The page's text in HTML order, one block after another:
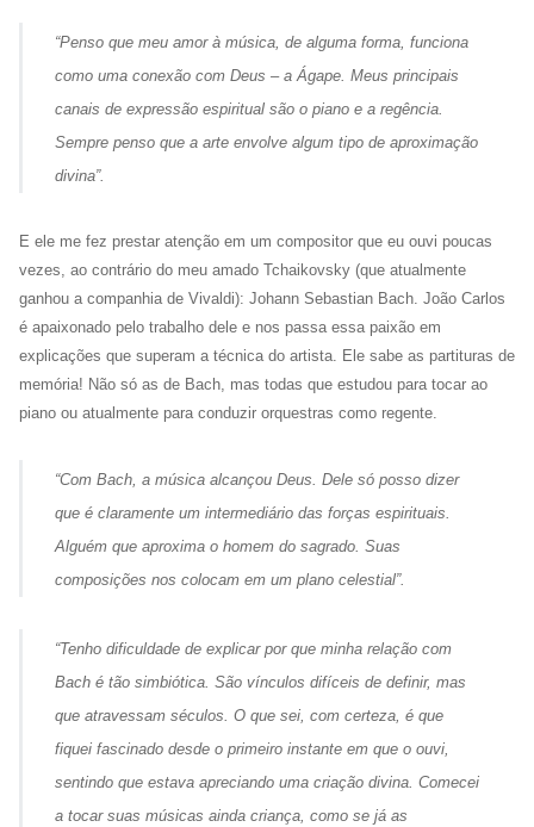
“Penso que meu amor à música, de alguma forma, funciona
como uma conexão com Deus – a Ágape. Meus principais
canais de expressão espiritual são o piano e a regência.
Sempre penso que a arte envolve algum tipo de aproximação
divina”.
E ele me fez prestar atenção em um compositor que eu ouvi poucas
vezes, ao contrário do meu amado Tchaikovsky (que atualmente
ganhou a companhia de Vivaldi): Johann Sebastian Bach. João Carlos
é apaixonado pelo trabalho dele e nos passa essa paixão em
explicações que superam a técnica do artista.
Ele sabe as partituras de
memória! Não só as de Bach, mas todas que estudou para tocar ao
piano ou atualmente para conduzir orquestras como regente.
“Com Bach, a música alcançou Deus. Dele só posso dizer
que é claramente um intermediário das forças espirituais.
Alguém que aproxima o homem do sagrado. Suas
composições nos colocam em um plano celestial”.
“Tenho dificuldade de explicar por que minha relação com
Bach é tão simbiótica. São vínculos difíceis de definir, mas
que atravessam séculos. O que sei, com certeza, é que
fiquei fascinado desde o primeiro instante em que o ouvi,
sentindo que estava apreciando uma criação divina. Comecei
a tocar suas músicas ainda criança, como se já as